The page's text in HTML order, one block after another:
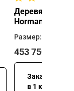
Деревянные
Hormann LTH
Размер: 2500 х
453 750
Заказать
в 1 клик